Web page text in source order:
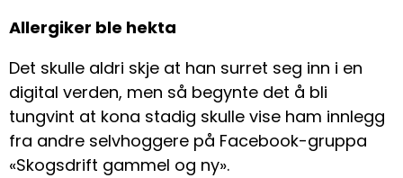
Allergiker ble hekta
Det skulle aldri skje at han surret seg inn i en
digital verden, men så begynte det å bli
tungvint at kona stadig skulle vise ham innlegg
fra andre selvhoggere på Facebook-gruppa
«Skogsdrift gammel og ny».